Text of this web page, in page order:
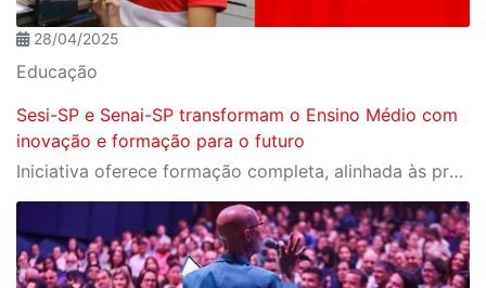
28/04/2025
Educação
Sesi-SP e Senai-SP transformam o Ensino Médio com
inovação e formação para o futuro
Iniciativa oferece formação completa, alinhada às profissões do futuro e aos desafios da nova indústria.